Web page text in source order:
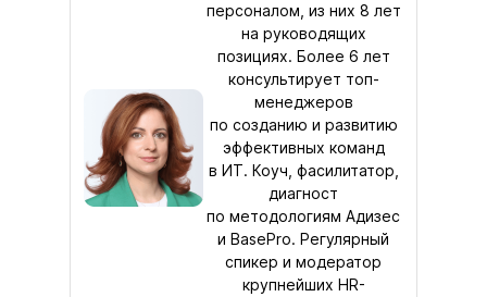
персоналом, из них 8 лет
на руководящих
позициях. Более 6 лет
консультирует топ-
менеджеров
по созданию и развитию
эффективных команд
в ИТ. Коуч, фасилитатор,
диагност
по методологиям Адизес
и BasePro. Регулярный
спикер и модератор
крупнейших HR-